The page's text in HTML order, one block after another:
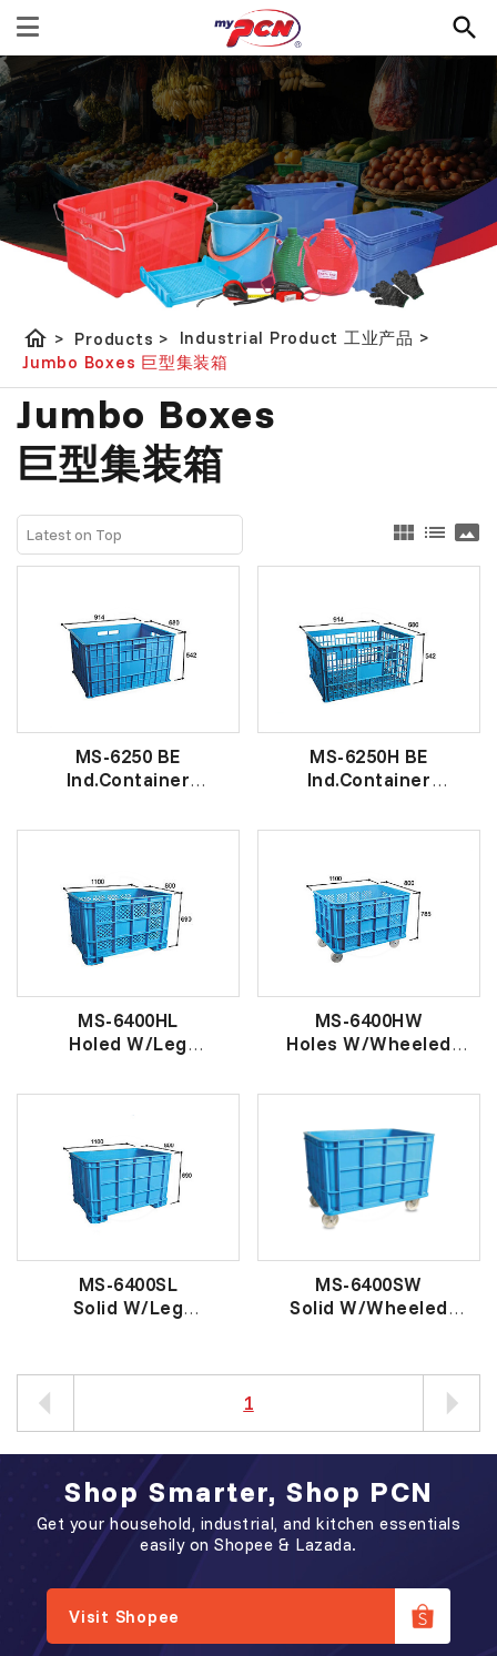
home > Products > Industrial Product 工业产品 >
Jumbo Boxes 巨型集装箱
Jumbo Boxes
巨型集装箱
view_module list panorama
MS-6250 BE
Ind.Container
MS-6250H BE
Ind.Container
MS-6400HL
Holed W/Leg
有 洞 有 脚 工 业 篮
MS-6400HW
Holes W/Wheeled
有 洞 有 轮 工 业 篮
MS-6400SL
Solid W/Leg
MS-6400SW
Solid W/Wheeled
1
Shop Smarter, Shop PCN
Get your household, industrial, and kitchen essentials
easily on Shopee & Lazada.
Visit Shopee